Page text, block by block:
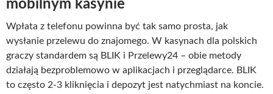
mobilnym kasynie
Wpłata z telefonu powinna być tak samo prosta, jak
wysłanie przelewu do znajomego. W kasynach dla polskich
graczy standardem są BLIK i Przelewy24 – obie metody
działają bezproblemowo w aplikacjach i przeglądarce. BLIK
to często 2-3 kliknięcia i depozyt jest natychmiast na koncie.